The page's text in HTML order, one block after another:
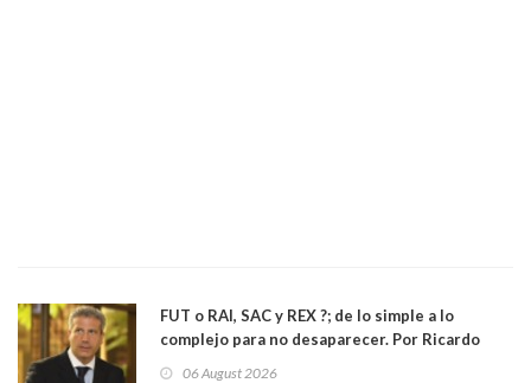
FUT o RAI, SAC y REX ?; de lo simple a lo
complejo para no desaparecer. Por Ricardo
06 August 2026